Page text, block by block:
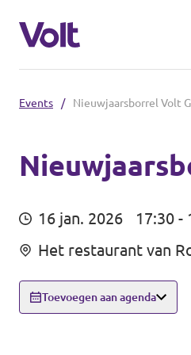
Volt communities
Volt Arnhem
Volt Achterhoek
Volt Zutphen e.o.
Mensen
Events / Nieuwjaarsborrel Volt
16 jan. 2026
17:30 -
Het restaurant van
Toevoegen aan agenda